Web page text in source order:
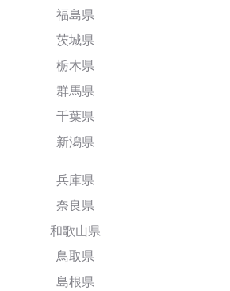
福島県
茨城県
栃木県
群馬県
千葉県
新潟県
兵庫県
奈良県
和歌山県
鳥取県
島根県